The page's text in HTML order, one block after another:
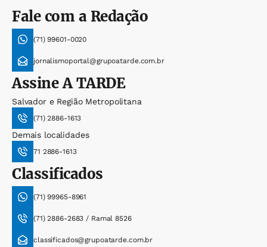
Fale com a Redação
(71) 99601-0020
jornalismoportal@grupoatarde.com.br
AssineA TARDE
Salvador e Região Metropolitana
(71) 2886-1613
Demais localidades
71 2886-1613
Classificados
(71) 99965-8961
(71) 2886-2683 / Ramal 8526
classificados@grupoatarde.com.br